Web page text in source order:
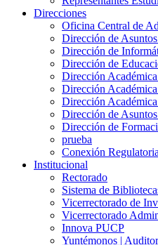
Direcciones
Oficina Central de
Dirección de
Dirección de
Dirección de
Dirección
Dirección
Dirección
Dirección de
Dirección de
prueba
Conexión Regulatoria
Institucional
Rectorado
Sistema de
Vicerrectorado de
Vicerrectorado
Innova PUCP
Yuntémonos |